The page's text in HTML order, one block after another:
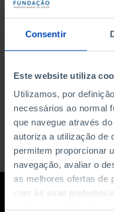
Consentir
Este website utiliza
Utilizamos, por
necessários ao normal
que navegue através
autoriza a utilização de
permitem proporcionar
navegação, avaliar o
as melhores ofertas de
com as suas
DATA DE INÍCIO
DATA DE FIM